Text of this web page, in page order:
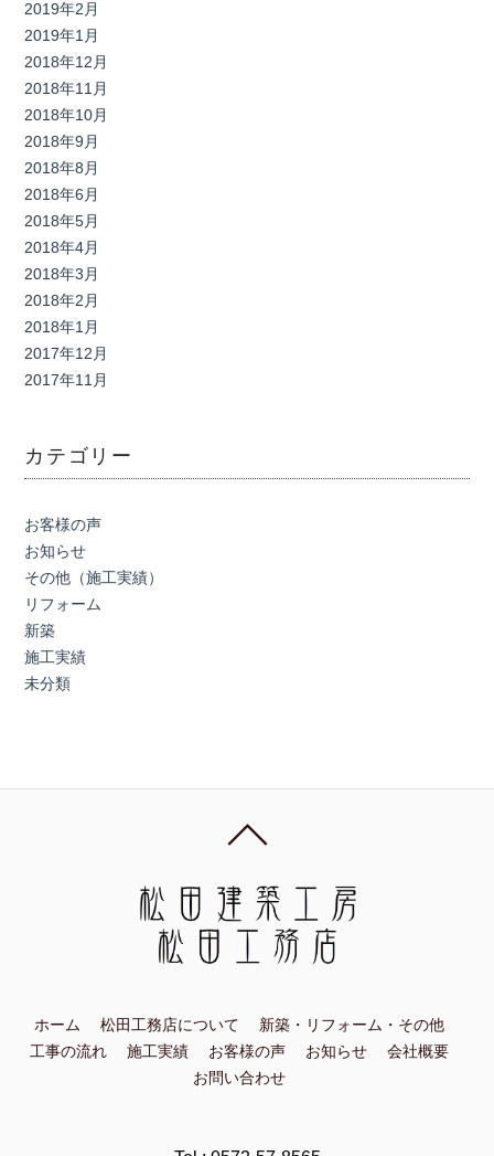
2019年2月
2019年1月
2018年12月
2018年11月
2018年10月
2018年9月
2018年8月
2018年6月
2018年5月
2018年4月
2018年3月
2018年2月
2018年1月
2017年12月
2017年11月
カテゴリー
お客様の声
お知らせ
その他（施工実績）
リフォーム
新築
施工実績
未分類
ホーム 松田工務店について
新築・リフォーム・その他
工事の流れ
施工実績 お客様の声 お知らせ
会社概要
お問い合わせ